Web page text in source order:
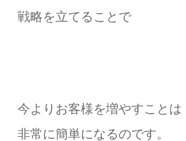
戦略を立てることで
今よりお客様を増やすことは
非常に簡単になるのです。